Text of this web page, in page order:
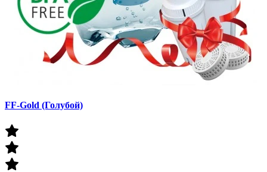
FF-Gold (Голубой)